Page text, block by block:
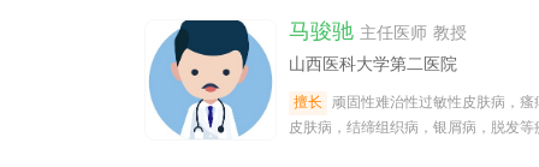
马骏驰 主任医师 教授
山西医科大学第二医院
擅长
顽固性难治性过敏性皮肤病，瘙
皮肤病，结缔组织病，银屑病，脱发等